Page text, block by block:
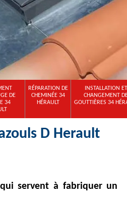
DE
34
RÉPARATION DE
CHEMINÉE 34
HÉRAULT
INSTALLATION ET
CHANGEMENT
GOUTTIÈRES 34
D Herault
servent à fabriquer un